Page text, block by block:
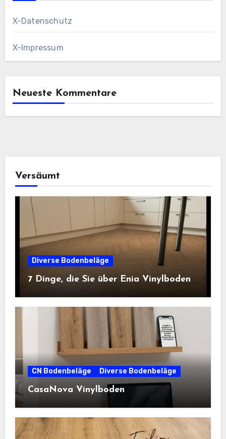
X-Datenschutz
X-Impressum
Neueste Kommentare
Versäumt
Diverse Bodenbeläge
7 Dinge, die Sie über Enia Vinylboden
CN Bodenbeläge Diverse Bodenbeläge
CasaNova Vinylboden